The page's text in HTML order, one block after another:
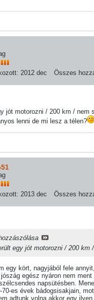
2012 dec Összes
jót motorozni / 200 km / nem
lenni de mi lesz a télen?
2013 dec Összes
egy jót motorozni / 200 km /
egy kört, nagyjából fele
egész nyáron nem
napsütésben.
es évek bádogsisakjain,
adtunk volna akkor egy